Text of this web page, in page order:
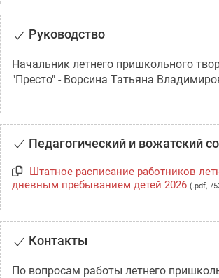
Руководство
Начальник летнего пришкольного
"Престо" - Ворсина Татьяна
Педагогический и вожатский
Штатное расписание работников
дневным пребыванием детей 2026 (.pdf,
Контакты
По вопросам работы летнего